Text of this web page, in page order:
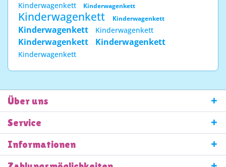
Kinderwagenkett Kinderwagenkett
Kinderwagenkett Kinderwagenkett
Kinderwagenkett Kinderwagenkett
Kinderwagenkett Kinderwagenkett
Kinderwagenkett
Über uns
Service
Informationen